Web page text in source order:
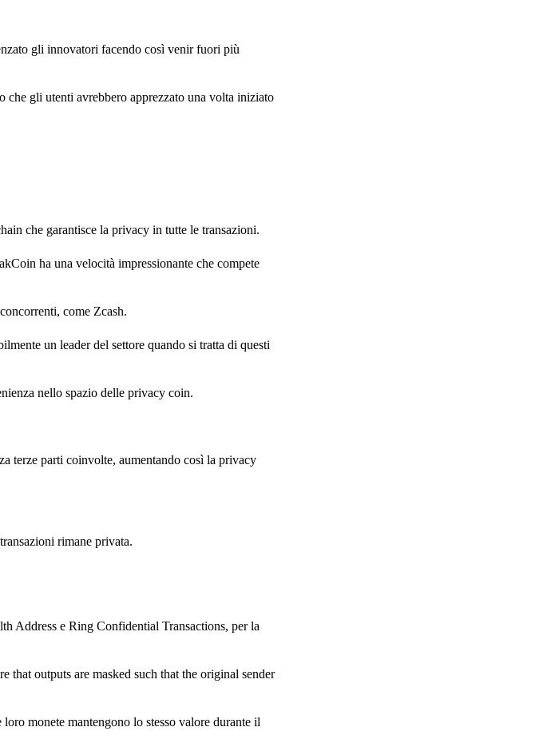
gli innovatori facendo così venir fuori più
gli utenti avrebbero apprezzato una volta iniziato
che garantisce la privacy in tutte le transazioni.
ha una velocità impressionante che compete
come Zcash.
un leader del settore quando si tratta di questi
nello spazio delle privacy coin.
terze parti coinvolte, aumentando così la privacy
rimane privata.
Address e Ring Confidential Transactions, per la
that outputs are masked such that the original sender
monete mantengono lo stesso valore durante il